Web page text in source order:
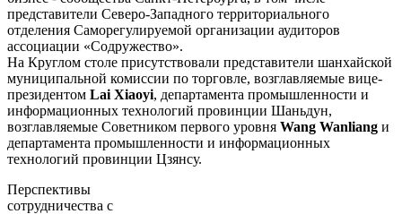
представители Северо-Западного территориального
отделения Саморегулируемой организации аудиторов
ассоциации «Содружество».
На Круглом столе присутствовали представители шанхайской
муниципальной комиссии по торговле, возглавляемые вице-
президентом Lai Xiaoyi, департамента промышленности и
информационных технологий провинции Шаньдун,
возглавляемые Советником первого уровня Wang Wanliang и
департамента промышленности и информационных
технологий провинции Цзянсу.
Перспективы
сотрудничества с